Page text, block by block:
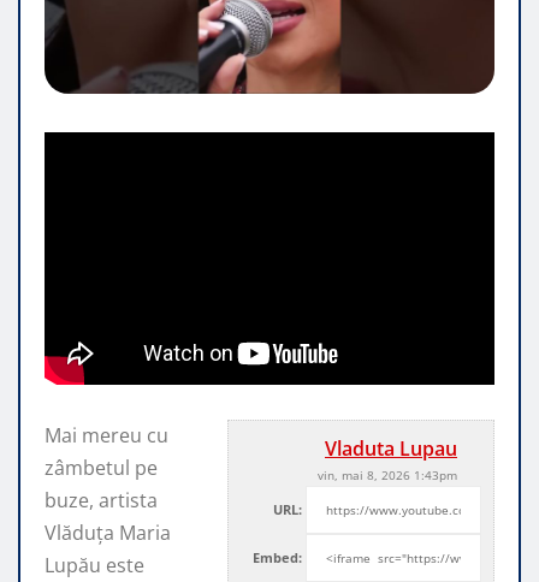
Vladuta Lupau
vin, mai 8, 2026 1:43pm
URL:
Embed:
Mai mereu cu
zâmbetul pe
buze, artista
Vlăduța Maria
Lupău este